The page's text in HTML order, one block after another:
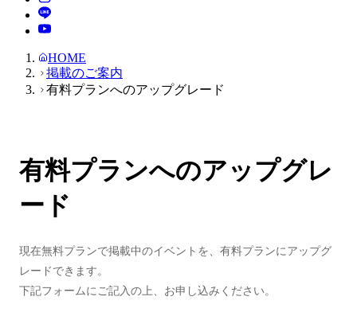
HOME
掲載のご案内
有料プランへのアップグレード
有料プランへのアップグレ
ード
現在無料プランで掲載中のイベントを、有料プランにアップグ
レードできます。
下記フォームにご記入の上、お申し込みください。